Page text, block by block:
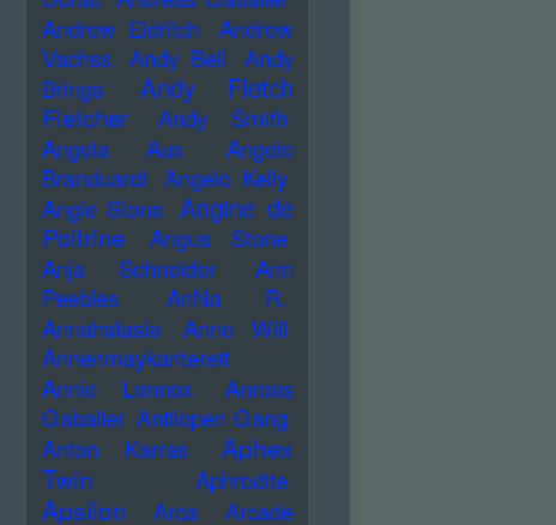
Andrew Eldritch
Andrew
Vachss Andy Bell
Andy
Brings
Andy Fletch
Fletcher
Andy Smith
Angela Aux
Angelo
Branduardi Angelo Kelly
Angie Stone Angine de
Poitrine
Angus Stone
Anja Schneider
Ann
Peebles
AnNa R.
Annahstasia
Anne Will
Annenmaykantereit
Annie Lennox
Anreas
Gabalier Antilopen Gang
Anton Karras
Aphex
Twin
Aphrodite
Apsilon Arca
Arcade